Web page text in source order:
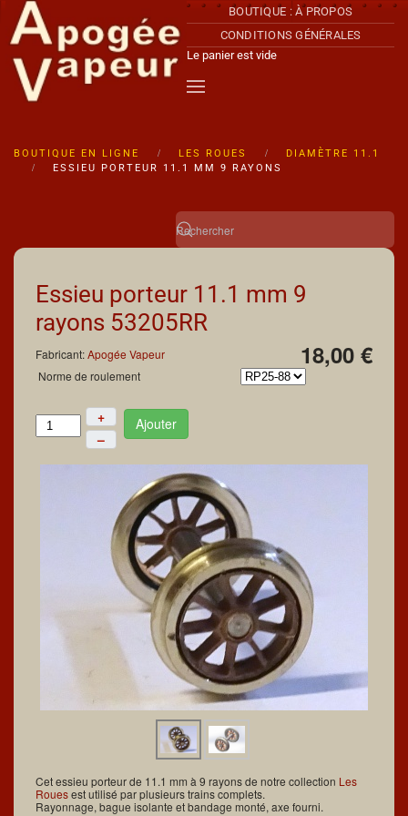
Accéder au contenu principal
BOUTIQUE : À PROPOS
CONDITIONS GÉNÉRALES
Le panier est vide
BOUTIQUE EN LIGNE LES ROUES
DIAMÈTRE 11.1
ESSIEU PORTEUR 11.1 MM 9 RAYONS
Essieu porteur 11.1 mm 9
rayons 53205RR
18,00 €
Fabricant:Apogée Vapeur
Norme de roulement
+
–
Ajouter
Cet essieu porteur de 11.1 mm à 9 rayons de notre collection Les
Rouesest utilisé par plusieurs trains complets.
Rayonnage, bague isolante et bandage monté, axe fourni.